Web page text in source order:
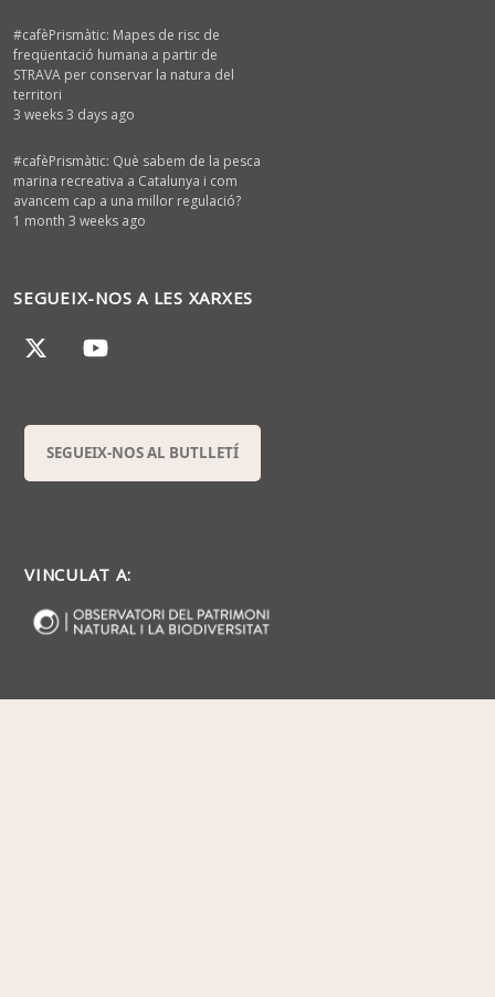
#cafèPrismàtic: Mapes de risc de
freqüentació humana a partir de
STRAVA per conservar la natura del
territori
3 weeks 3 days ago
#cafèPrismàtic: Què sabem de la pesca
marina recreativa a Catalunya i com
avancem cap a una millor regulació?
1 month 3 weeks ago
SEGUEIX-NOS A LES XARXES
SEGUEIX-NOS AL BUTLLETÍ
VINCULAT A: